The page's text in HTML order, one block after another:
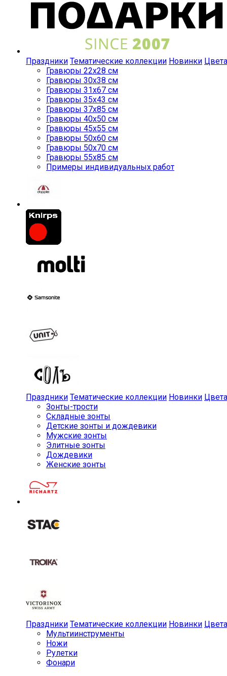
Праздники Тематические коллекции Новинки Цвета
Гравюры 22x28 см
Гравюры 30x38 см
Гравюры 31x67 см
Гравюры 35x43 см
Гравюры 37x85 см
Гравюры 40x50 см
Гравюры 45x55 см
Гравюры 50x60 см
Гравюры 50x70 см
Гравюры 55x85 см
Примеры индивидуальных работ
Праздники Тематические коллекции Новинки Цвета
Зонты-трости
Складные зонты
Детские зонты и дождевики
Мужские зонты
Элитные зонты
Дождевики
Женские зонты
Праздники Тематические коллекции Новинки Цвета
Мульти­инструменты
Ножи
Рулетки
Фонари